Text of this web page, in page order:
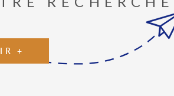
RECHERCHE